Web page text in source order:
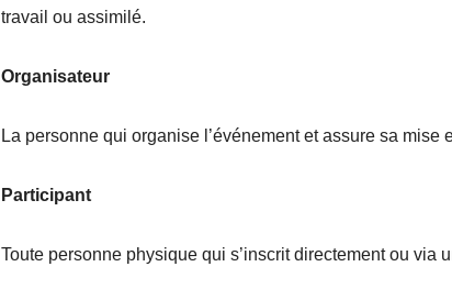
travail ou assimilé.
Organisateur
La personne qui organise l’événement et assure sa mise
Participant
Toute personne physique qui s’inscrit directement ou via